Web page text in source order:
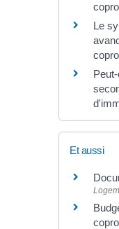
Le
Et aussi